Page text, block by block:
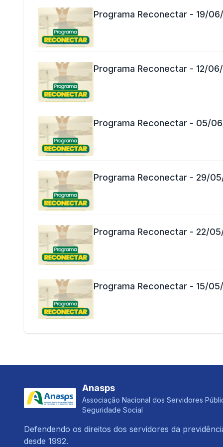
Programa Reconectar - 19/
Programa Reconectar - 12/
Programa Reconectar - 05/
Programa Reconectar - 29/
Programa Reconectar - 22/
Programa Reconectar - 15/
Anasps
Associação Nacional dos Servidores
Seguridade Social
Defendendo os direitos dos servidores da
desde 1992.